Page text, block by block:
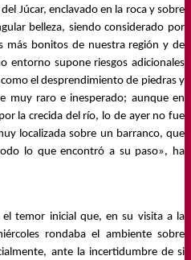
Júcar, enclavado en la roca y sobre
belleza, siendo considerado por
más bonitos de nuestra región y de
entorno supone riesgos adicionales
el desprendimiento de piedras y
muy raro e inesperado; aunque en
la crecida del río, lo de ayer no fue
localizada sobre un barranco, que
lo que encontró a su paso», ha
temor inicial que, en su visita a la
rondaba el ambiente sobre
ante la incertidumbre de si